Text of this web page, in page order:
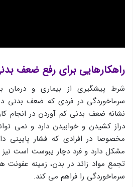
راهکارهایی برای رفع ضعف
شرط پیشگیری از بیماری و درمان
سرماخوردگی در فردی که ضعف بدنی
نشانه ضعف بدنی کم آوردن در انجام
دراز کشیدن و خوابیدن دارد و نمی
مخصوصا در افرادی که فشار پایینی
مشکل دارد و فرد دچار یبوست است
تجمع مواد زائد در بدن، زمینه عفونت
سرماخوردگی را فراهم می کند.